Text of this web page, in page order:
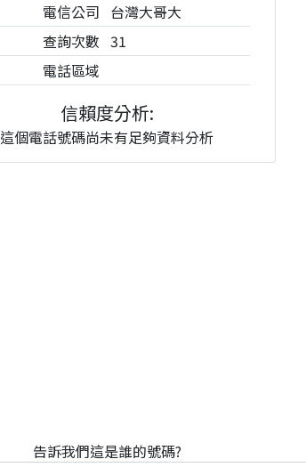
電信公司 台灣大哥大
查詢次數 31
電話區域
信賴度分析:
這個電話號碼尚未有足夠資料分析
告訴我們這是誰的號碼?